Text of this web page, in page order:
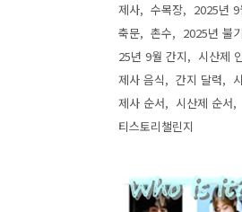
제사
수목장
2025년
축문
촌수
2025년 불기
25년 9월 간지
시산제
제사 음식
간지 달력
제사 순서
시산제 순서
티스토리챌린지